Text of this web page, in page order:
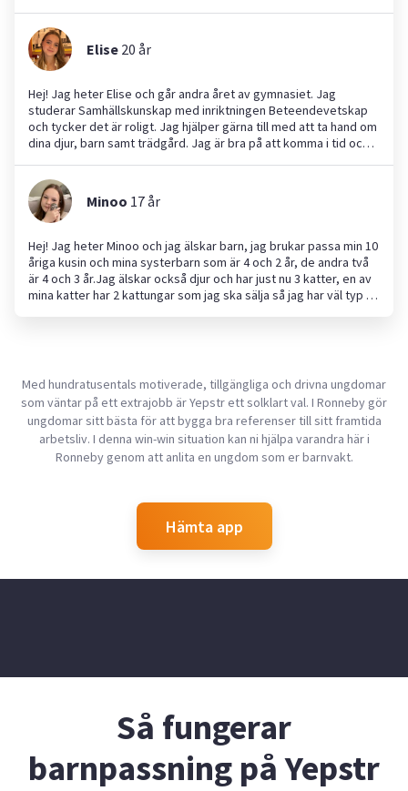
genom att ha passat min systers barn och min grannes barn,
vilket har lärt mig att vara tålmodig, ansvarstagande och lyhörd.
Jag hjälper gärna till med barnpassning, läxhjälp eller andra
uppgifter i hemmet och ser fram emot att bidra med trygghet
och engagemang.
Elise 20 år
Hej! Jag heter Elise och går andra året av gymnasiet. Jag
studerar Samhällskunskap med inriktningen Beteendevetskap
och tycker det är roligt. Jag hjälper gärna till med att ta hand om
dina djur, barn samt trädgård. Jag är bra på att komma i tid och
hjälp!
Minoo 17år
Hej! Jag heter Minoo och jag älskar barn, jag brukar passa min 10
åriga kusin och mina systerbarn som är 4 och 2 år, de andra två
är 4 och 3 år.Jag älskar också djur och har just nu 3 katter, en av
mina katter har 2 kattungar som jag ska sälja så jag har väl typ 5
Med hundratusentals motiverade, tillgängliga och drivna ungdomar
som väntar på ett extrajobb är Yepstr ett solklart val. I Ronneby gör
ungdomar sitt bästa för att bygga bra referenser till sitt framtida
arbetsliv. I denna win-win situation kan ni hjälpa varandra här i
Ronneby genom att anlita en ungdom som er barnvakt.
Hämta app
Så fungerar
barnpassning på Yepstr